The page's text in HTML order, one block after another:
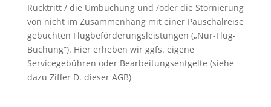
Rücktritt / die Umbuchung und /oder die Stornierung
von nicht im Zusammenhang mit einer Pauschalreise
gebuchten Flugbeförderungsleistungen („Nur-Flug-
Buchung“). Hier erheben wir ggfs. eigene
Servicegebühren oder Bearbeitungsentgelte (siehe
dazu Ziffer D. dieser AGB)